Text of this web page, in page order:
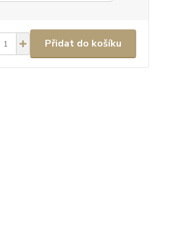
Přidat do košíku